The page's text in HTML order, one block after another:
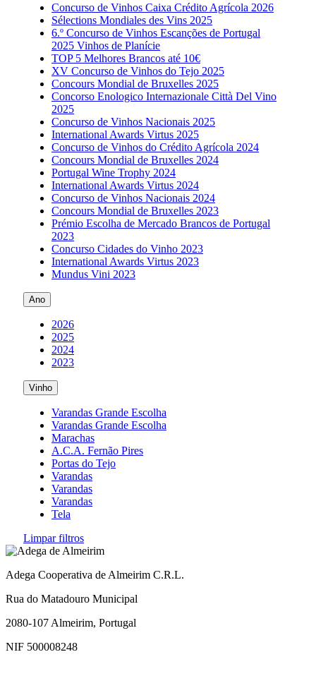
Concurso de Vinhos Caixa Crédito Agrícola 2026
Sélections Mondiales des Vins 2025
6.º Concurso de Vinhos Escanções de Portugal
2025 Vinhos de Planície
TOP 5 Melhores Brancos até 10€
XV Concurso de Vinhos do Tejo 2025
Concours Mondial de Bruxelles 2025
Concorso Enologico Internazionale Città Del Vino
2025
Concurso de Vinhos Nacionais 2025
International Awards Virtus 2025
Concurso de Vinhos do Crédito Agrícola 2024
Concours Mondial de Bruxelles 2024
Portugal Wine Trophy 2024
International Awards Virtus 2024
Concurso de Vinhos Nacionais 2024
Concours Mondial de Bruxelles 2023
Prémio Escolha de Mercado Brancos de Portugal
2023
Concurso Cidades do Vinho 2023
International Awards Virtus 2023
Mundus Vini 2023
Ano
2026
2025
2024
2023
Vinho
Varandas Grande Escolha
Varandas Grande Escolha
Marachas
A.C.A. Fernão Pires
Portas do Tejo
Varandas
Varandas
Varandas
Tela
Limpar filtros
Adega Cooperativa de Almeirim C.R.L.
Rua do Matadouro Municipal
2080-107 Almeirim, Portugal
NIF 500008248